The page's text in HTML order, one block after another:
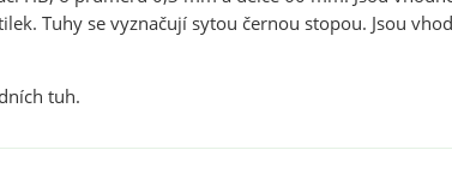
Tuhy se vyznačují sytou černou stopou. Jsou
tuh.